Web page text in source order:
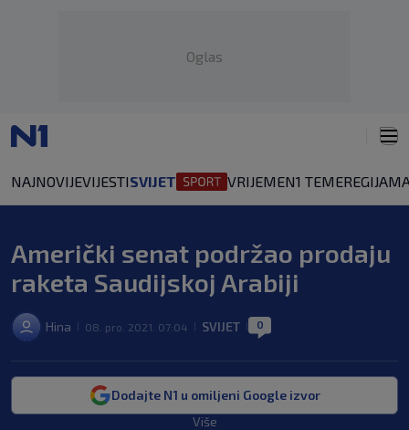
Oglas
NAJNOVIJEVIJESTISVIJET VRIJEMEN1 TEMEREGIJA
Američki senat podržao prodaju
raketa Saudijskoj Arabiji
Hina 08. pro. 2021. 07:04 SVIJET 0
Dodajte N1 u omiljeni Google izvor
Više